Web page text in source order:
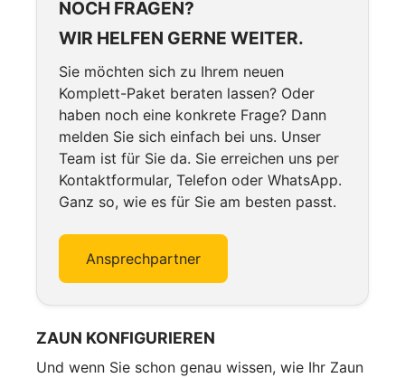
NOCH FRAGEN?
WIR HELFEN GERNE WEITER.
Sie möchten sich zu Ihrem neuen
Komplett-Paket beraten lassen? Oder
haben noch eine konkrete Frage? Dann
melden Sie sich einfach bei uns. Unser
Team ist für Sie da. Sie erreichen uns per
Kontaktformular, Telefon oder WhatsApp.
Ganz so, wie es für Sie am besten passt.
Ansprechpartner
ZAUN KONFIGURIEREN
Und wenn Sie schon genau wissen, wie Ihr Zaun